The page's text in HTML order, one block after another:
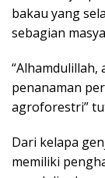
bakau yang
sebagian
“Alhamdulillah,
penanaman
agroforestri”
Dari kelapa
memiliki